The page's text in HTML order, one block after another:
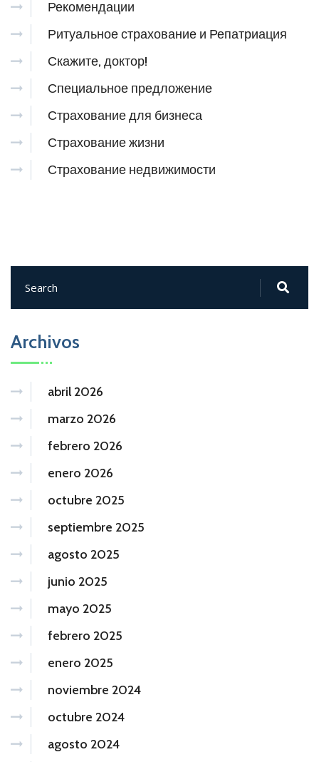
Рекомендации
Ритуальное страхование и Репатриация
Скажите, доктор!
Специальное предложение
Страхование для бизнеса
Страхование жизни
Страхование недвижимости
Archivos
abril 2026
marzo 2026
febrero 2026
enero 2026
octubre 2025
septiembre 2025
agosto 2025
junio 2025
mayo 2025
febrero 2025
enero 2025
noviembre 2024
octubre 2024
agosto 2024